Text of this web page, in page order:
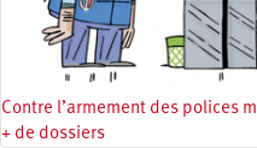
Contre l’armement des polices
+ de dossiers